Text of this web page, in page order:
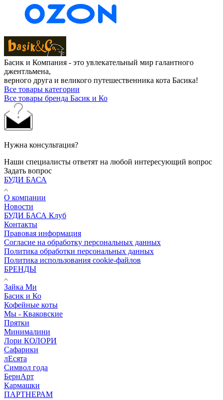
Басик и Компания - это увлекательный мир галантного
джентльмена,
верного друга и великого путешественника кота Басика!
Все товары категории
Все товары бренда Басик и Ко
Нужна консультация?
Наши специалисты ответят на любой интересующий вопрос
Задать вопрос
БУДИ БАСА
О компании
Новости
БУДИ БАСА Клуб
Контакты
Правовая информация
Согласие на обработку персональных данных
Политика обработки персональных данных
Политика использования cookie-файлов
БРЕНДЫ
Зайка Ми
Басик и Ко
Кофейные коты
Мы - Кваковские
Прятки
Минималини
Лори КОЛОРИ
Сафарики
лЕсята
Символ года
БернАрт
Кармашки
ПАРТНЕРАМ